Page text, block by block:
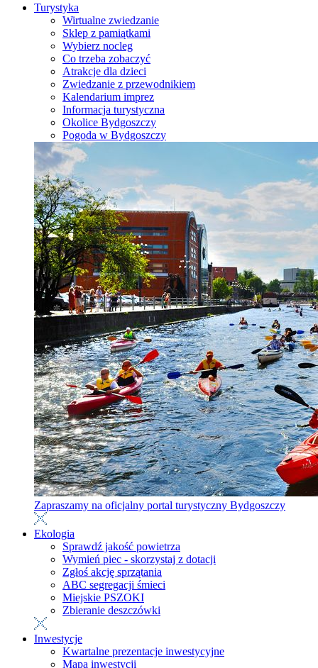
Turystyka
Wirtualne zwiedzanie
Sklep z pamiątkami
Wybierz nocleg
Co trzeba zobaczyć
Atrakcje dla dzieci
Zwiedzanie z przewodnikiem
Kalendarium imprez
Informacja turystyczna
Okolice Bydgoszczy
Pogoda w Bydgoszczy
Zapraszamy na oficjalny portal turystyczny Bydgoszczy
Ekologia
Sprawdź jakość powietrza
Wymień piec - skorzystaj z dotacji
Zgłoś akcję sprzątania
ABC segregacji śmieci
Miejskie PSZOKI
Zbieranie deszczówki
Inwestycje
Kwartalne prezentacje inwestycyjne
Mapa inwestycji